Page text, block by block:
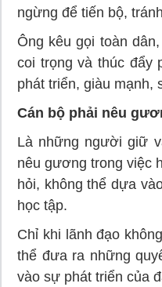
ngừng để tiến bộ,
Ông kêu gọi toàn
coi trọng và thúc đẩy
phát triển, giàu mạnh,
Cán bộ phải nêu
Là những người giữ
nêu gương trong việc
hỏi, không thể dựa
học tập.
Chỉ khi lãnh đạo
thể đưa ra những
vào sự phát triển của